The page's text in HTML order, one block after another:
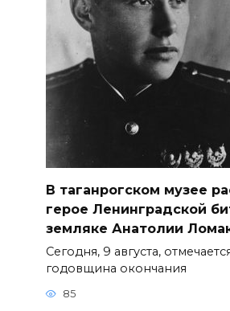
В таганрогском музее
герое Ленинградской
земляке Анатолии
Сегодня, 9 августа,
годовщина окончания
85